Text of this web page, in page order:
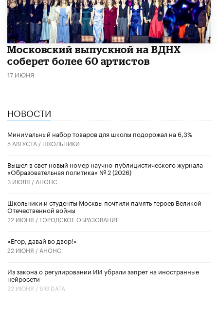
Московский выпускной на ВДНХ
соберет более 60 артистов
17 ИЮНЯ
НОВОСТИ
Минимальный набор товаров для школы подорожал на 6,3%
5 АВГУСТА / ШКОЛЬНИКИ
Вышел в свет новый номер научно-публицистического журнала
«Образовательная политика» № 2 (2026)
3 ИЮЛЯ / АНОНС
Школьники и студенты Москвы почтили память героев Великой
Отечественной войны
22 ИЮНЯ / ГОРОДСКОЕ ОБРАЗОВАНИЕ
«Егор, давай во двор!»
22 ИЮНЯ / АНОНС
Из закона о регулировании ИИ убрали запрет на иностранные
нейросети
22 ИЮНЯ / BIG DATA